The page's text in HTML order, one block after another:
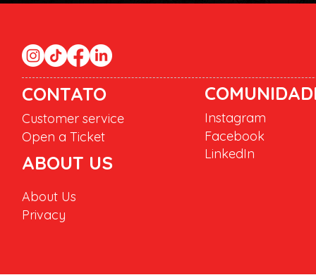
CONTATO
Customer service
Open a Ticket
ABOUT US
Instagram
Facebook
LinkedIn
About Us
Privacy